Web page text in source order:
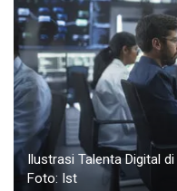
Ilustrasi Talenta Digital
Foto: Ist